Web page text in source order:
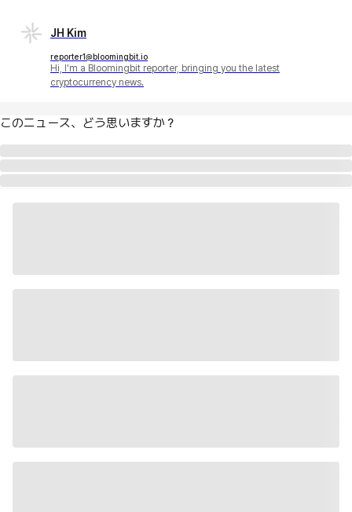
JH Kim
reporter1@bloomingbit.io
Hi, I'm a Bloomingbit reporter, bringing you the latest
cryptocurrency news.
このニュース、どう思いますか？